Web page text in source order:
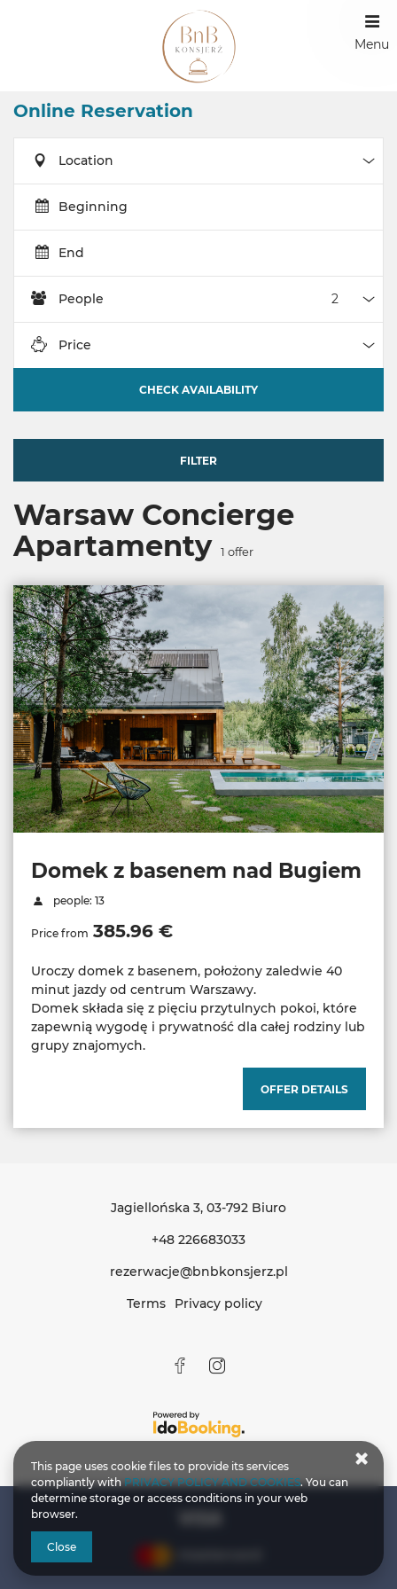
Menu
Online Reservation
Location
Beginning
End
People
Price
CHECK AVAILABILITY
FILTER
Warsaw Concierge
Apartamenty
1 offer
Domek z basenem nad Bugiem
people: 13
Price from 385.96 €
Uroczy domek z basenem, położony zaledwie 40
minut jazdy od centrum Warszawy.
Domek składa się z pięciu przytulnych pokoi, które
zapewnią wygodę i prywatność dla całej rodziny lub
OFFER DETAILS
Jagiellońska 3, 03-792 Biuro
+48 226683033
rezerwacje@bnbkonsjerz.pl
Terms
Privacy policy
This page uses cookie files to provide its services
compliantly withPRIVACY POLICY AND COOKIES. You can
determine storage or access conditions in your web
browser.
Close